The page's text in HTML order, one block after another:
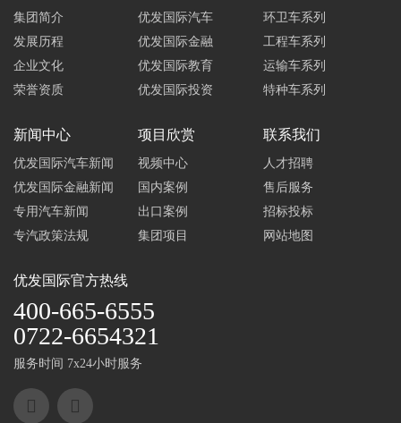
集团简介
发展历程
企业文化
荣誉资质
优发国际汽车
优发国际金融
优发国际教育
优发国际投资
环卫车系列
工程车系列
运输车系列
特种车系列
新闻中心
优发国际汽车新闻
优发国际金融新闻
专用汽车新闻
专汽政策法规
项目欣赏
视频中心
国内案例
出口案例
集团项目
联系我们
人才招聘
售后服务
招标投标
网站地图
优发国际官方热线
400-665-6555
0722-6654321
服务时间 7x24小时服务